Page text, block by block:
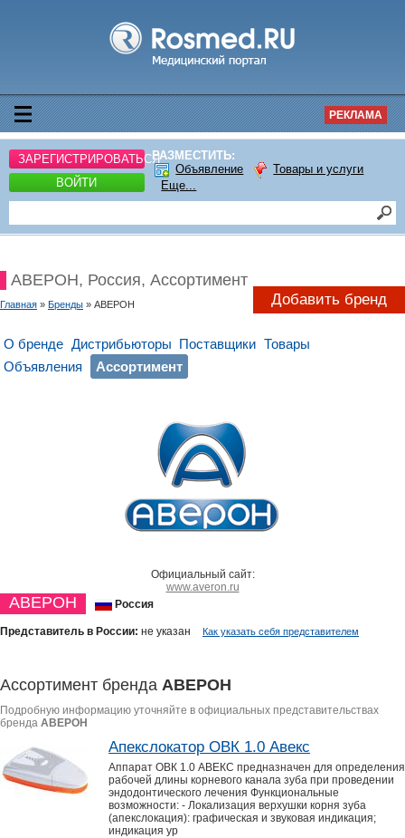
РЕКЛАМА
ЗАРЕГИСТРИРОВАТЬСЯ
ВОЙТИ
РАЗМЕСТИТЬ:
Объявление
Товары и услуги
Еще...
АВЕРОН, Россия, Ассортимент
Главная » Бренды » АВЕРОН Добавить бренд
О бренде Дистрибьюторы Поставщики Товары
Объявления
Ассортимент
Официальный сайт:
www.averon.ru
АВЕРОН Россия
Представитель в России: не указан Как указать себя представителем
Ассортимент бренда АВЕРОН
Подробную информацию уточняйте в официальных представительствах
бренда АВЕРОН
Апекслокатор ОВК 1.0 Авекс
Аппарат ОВК 1.0 АВЕКС предназначен для определения
рабочей длины корневого канала зуба при проведении
эндодонтического лечения Функциональные
возможности: - Локализация верхушки корня зуба
(апекслокация): графическая и звуковая индикация;
индикация ур